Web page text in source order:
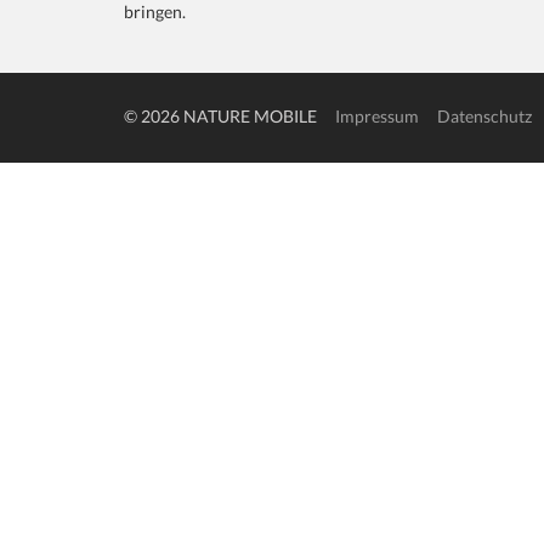
bringen.
© 2026 NATURE MOBILE Impressum Datenschutz